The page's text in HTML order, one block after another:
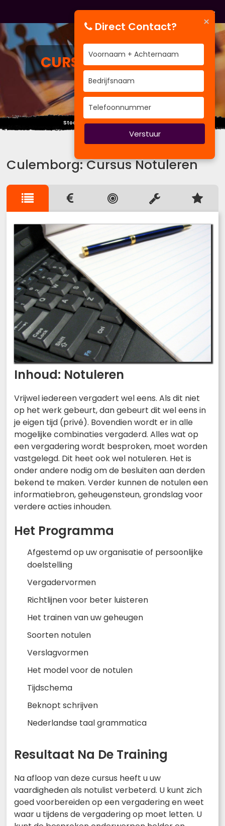
CURSUSNOTULEREN
Stoot je hoofd niet tegen de wolken.
Culemborg: Cursus Notuleren
Inhoud: Notuleren
Vrijwel iedereen vergadert wel eens. Als dit niet
op het werk gebeurt, dan gebeurt dit wel eens in
je eigen tijd (privé). Bovendien wordt er in alle
mogelijke combinaties vergaderd. Alles wat op
een vergadering wordt besproken, moet worden
vastgelegd. Dit heet ook wel notuleren. Het is
onder andere nodig om de besluiten aan derden
bekend te maken. Verder kunnen de notulen een
informatiebron, geheugensteun, grondslag voor
verdere acties inhouden.
Het Programma
Afgestemd op uw organisatie of persoonlijke
doelstelling
Vergadervormen
Richtlijnen voor beter luisteren
Het trainen van uw geheugen
Soorten notulen
Verslagvormen
Het model voor de notulen
Tijdschema
Beknopt schrijven
Nederlandse taal grammatica
Resultaat Na De Training
Na afloop van deze cursus heeft u uw
vaardigheden als notulist verbeterd. U kunt zich
goed voorbereiden op een vergadering en weet
waar u tijdens de vergadering op moet letten. U
×
Direct Contact?
Verstuur